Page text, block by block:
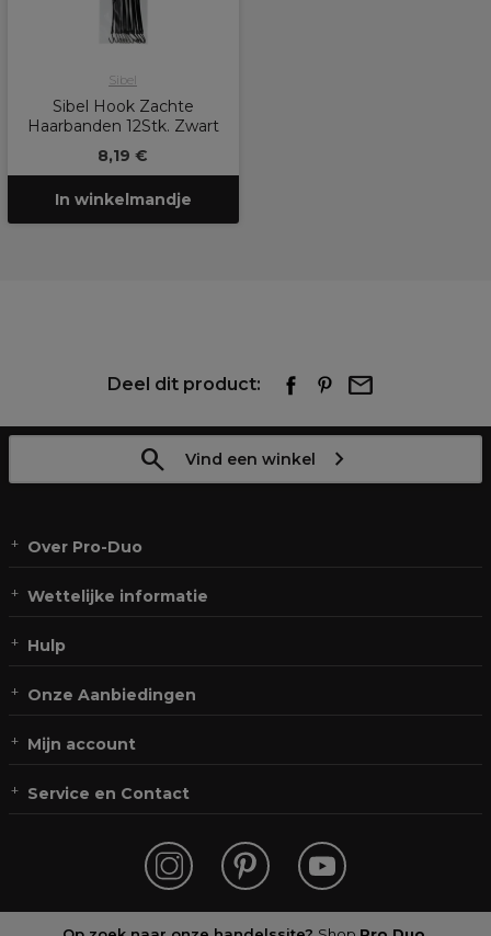
Sibel
Sibel Hook Zachte
Haarbanden 12Stk. Zwart
8,19 €
In winkelmandje
Deel dit product:
Vind een winkel
Over Pro-Duo
Wettelijke informatie
Hulp
Onze Aanbiedingen
Mijn account
Service en Contact